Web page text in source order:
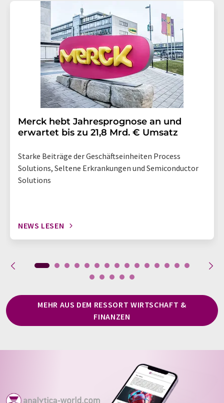
Merck hebt Jahresprognose an und
erwartet bis zu 21,8 Mrd. € Umsatz
Starke Beiträge der Geschäftseinheiten Process
Solutions, Seltene Erkrankungen und Semiconductor
Solutions
NEWS LESEN
MEHR AUS DEM RESSORT WIRTSCHAFT &
FINANZEN